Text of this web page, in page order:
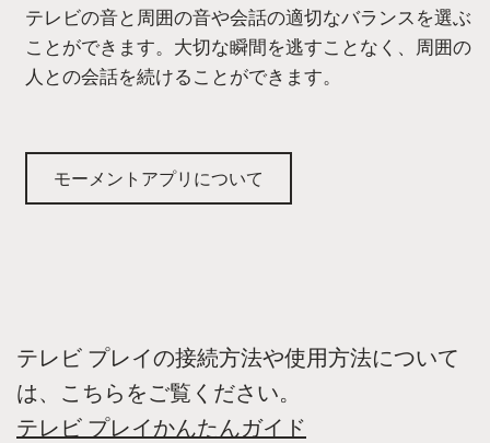
テレビの音と周囲の音や会話の適切なバランスを選ぶ
ことができます。大切な瞬間を逃すことなく、周囲の
人との会話を続けることができます。
モーメントアプリについて
テレビ プレイの接続方法や使用方法について
は、こちらをご覧ください。
テレビ プレイかんたんガイド